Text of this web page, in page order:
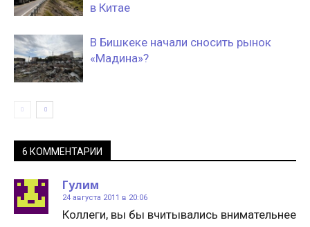
в Китае
В Бишкеке начали сносить рынок
«Мадина»?
6 КОММЕНТАРИИ
Гулим
24 августа 2011 в 20:06
Коллеги, вы бы вчитывались внимательнее